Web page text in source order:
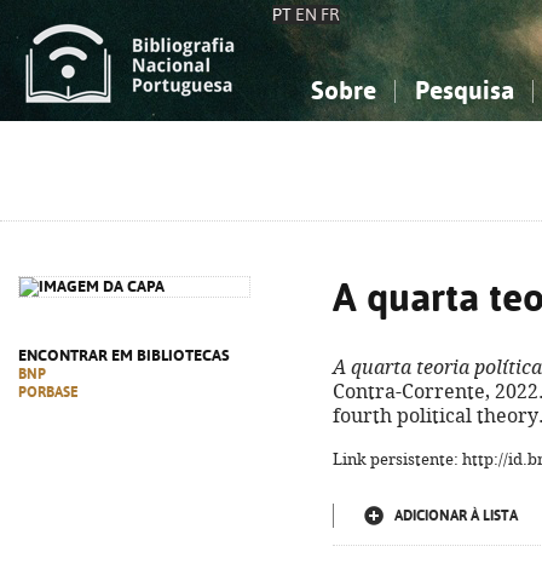
PT EN FR
Sobre Pesquisa
ENCONTRAR EM BIBLIOTECAS
BNP
PORBASE
A quarta
A quarta teoria política
Contra-Corrente,
fourth political theory.
Link persistente: http://
ADICIONAR À LISTA